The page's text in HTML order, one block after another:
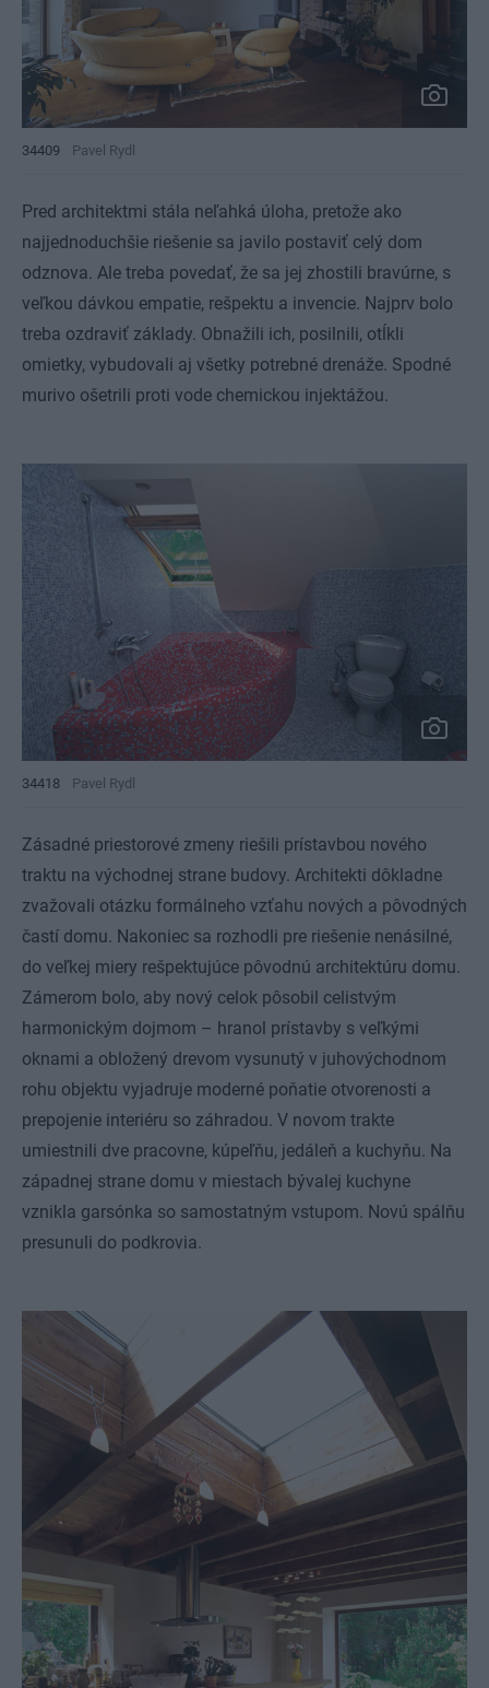
34409 Pavel Rydl
Pred architektmi stála neľahká úloha, pretože ako
najjednoduchšie riešenie sa javilo postaviť celý dom
odznova. Ale treba povedať, že sa jej zhostili bravúrne, s
veľkou dávkou empatie, rešpektu a invencie. Najprv bolo
treba ozdraviť základy. Obnažili ich, posilnili, otĺkli
omietky, vybudovali aj všetky potrebné drenáže. Spodné
murivo ošetrili proti vode chemickou injektážou.
34418 Pavel Rydl
Zásadné priestorové zmeny riešili prístavbou nového
traktu na východnej strane budovy. Architekti dôkladne
zvažovali otázku formálneho vzťahu nových a pôvodných
častí domu. Nakoniec sa rozhodli pre riešenie nenásilné,
do veľkej miery rešpektujúce pôvodnú architektúru domu.
Zámerom bolo, aby nový celok pôsobil celistvým
harmonickým dojmom – hranol prístavby s veľkými
oknami a obložený drevom vysunutý v juhovýchodnom
rohu objektu vyjadruje moderné poňatie otvorenosti a
prepojenie interiéru so záhradou. V novom trakte
umiestnili dve pracovne, kúpeľňu, jedáleň a kuchyňu. Na
západnej strane domu v miestach bývalej kuchyne
vznikla garsónka so samostatným vstupom. Novú spálňu
presunuli do podkrovia.